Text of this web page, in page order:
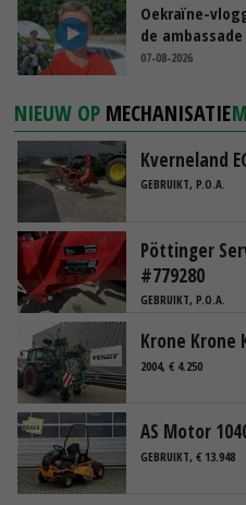
Oekraïne-
de
07-08-2026
NIEUW OP MECHANISATIE
Kverneland
GEBRUIKT, P.O.A.
Pöttinger
#779280
GEBRUIKT, P.O.A.
Krone Krone
2004, € 4.250
AS Motor
GEBRUIKT, € 13.948